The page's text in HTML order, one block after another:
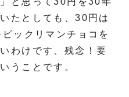
たとしても、30円は
ックリマンチョコを
わけです、残念！要
うことです。